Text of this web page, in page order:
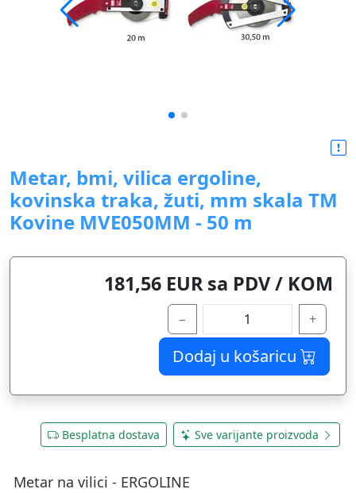
Metar, bmi, vilica ergoline,
kovinska traka, žuti, mm skala TM
Kovine MVE050MM - 50 m
181,56 EUR sa PDV / KOM
− +
Dodaj u košaricu
Besplatna dostava Sve varijante proizvoda
Metar na vilici - ERGOLINE